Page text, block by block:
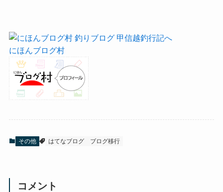
にほんブログ村
その他 はてなブログ ブログ移行
コメント